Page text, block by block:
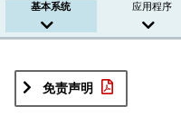
基本系统 应用程序
免责声明